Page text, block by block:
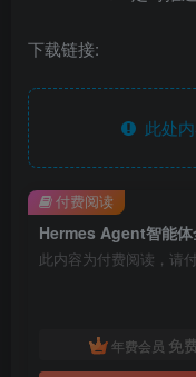
下载链接:
此处内
此内容为付费阅读，请
年费会员 免
付费阅读